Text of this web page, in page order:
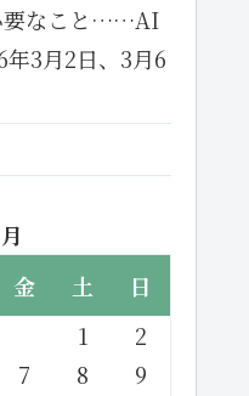
要なこと……AI
3月2日、3月6
金 土
日
1
2
7 8
9